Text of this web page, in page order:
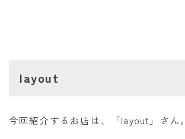
layout
今回紹介するお店は、「layout」さん。